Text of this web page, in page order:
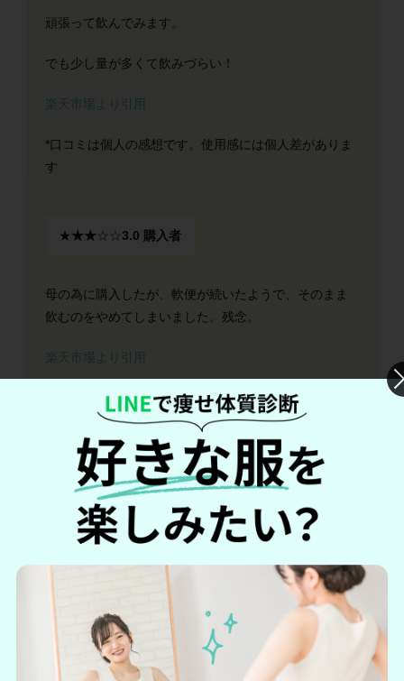
頑張って飲んでみます。
でも少し量が多くて飲みづらい！
楽天市場より引用
*口コミは個人の感想です。使用感には個人差がありま
す
★★★☆☆3.0 購入者
母の為に購入したが、軟便が続いたようで、そのまま
飲むのをやめてしまいました。残念。
楽天市場より引用
*口コミは個人の感想です。使用感には個人差がありま
ルックルックイヌリンプラスの口コミ・評判
まとめ
血糖値が改善した